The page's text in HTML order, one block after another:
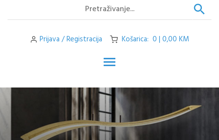
Prijava / Registracija Košarica: 0 | 0,00 KM